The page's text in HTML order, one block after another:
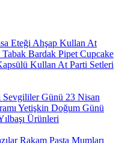
Eteği Ahşap Kullan At
Tabak Bardak Pipet Cupcake
Kullan At Parti Setleri
Sevgililer Günü 23 Nisan
Yetişkin Doğum Günü
Ürünleri
Rakam Pasta Mumları